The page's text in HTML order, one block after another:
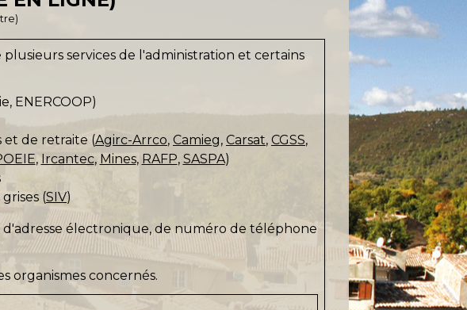
services de l'administration et certains
ENERCOOP)
et de retraite (Agirc-Arrco, Camieg, Carsat, CGSS,
, Ircantec, Mines, RAFP, SASPA)
(SIV)
électronique, de numéro de téléphone
organismes concernés.